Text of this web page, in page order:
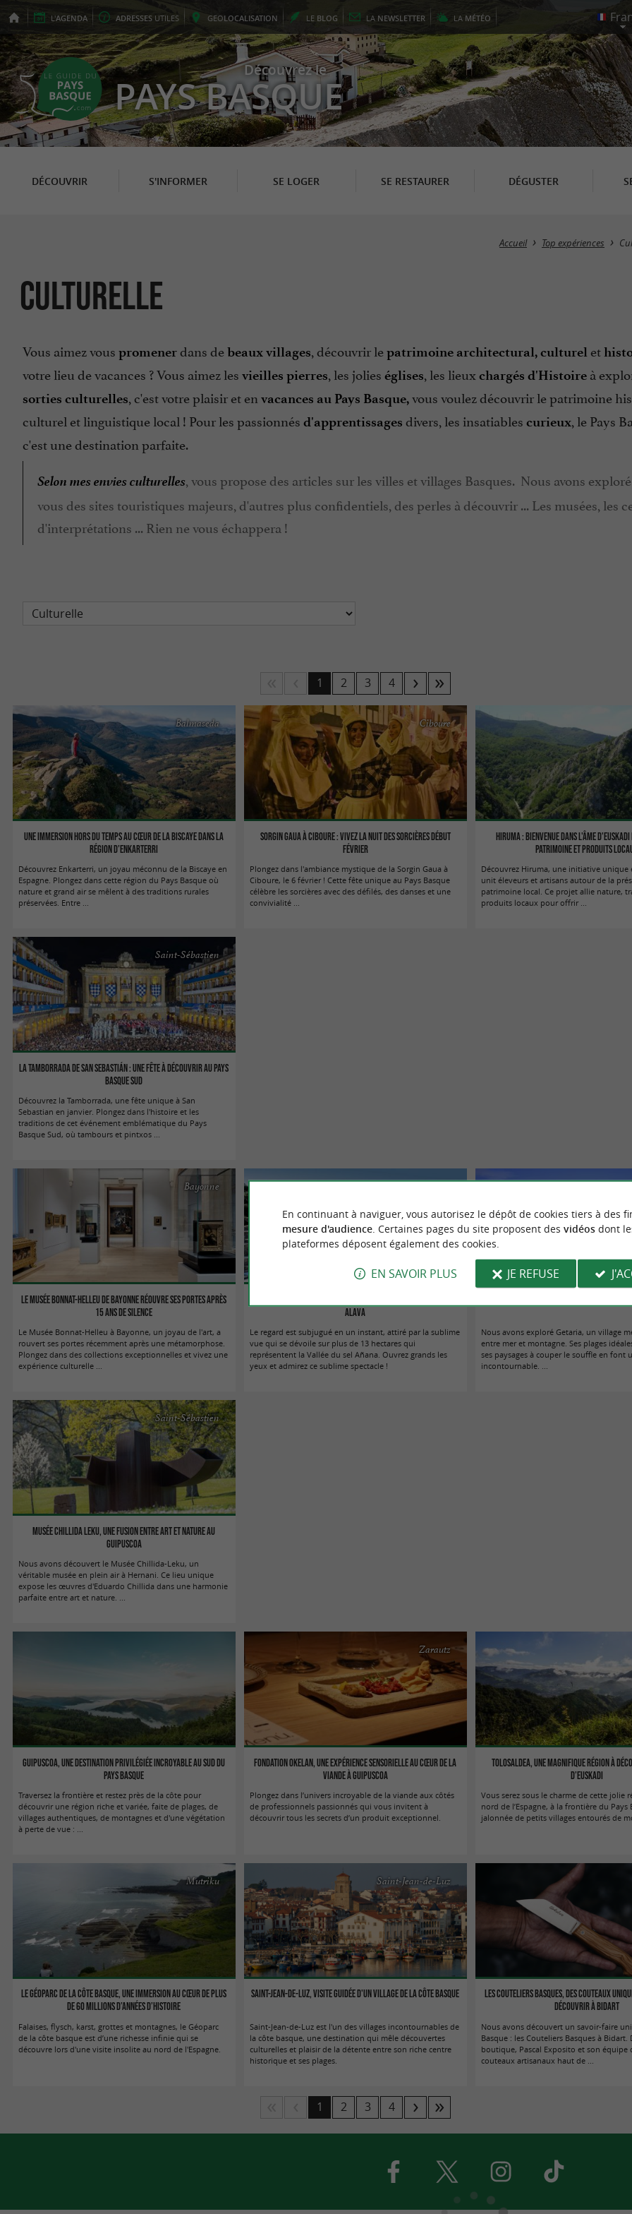
L'AGENDA ADRESSES UTILES GEOLOCALISATION LE BLOG LA NEWSLETTER LA MÉTÉO
Découvrez le
PAYS BASQUE
DÉCOUVRIR S'INFORMER SE LOGER SE RESTAURER DÉGUSTER
Accueil Top expériences
Culturelle
Vous aimez vous promenerdans debeaux villages, découvrir lepatrimoine architectural, culturel et
votre lieu de vacances ? Vous aimez les vieilles pierres, les jolies églises, les lieux chargés d'Histoire à
sorties culturelles, c'est votre plaisir et en vacances au Pays Basque,vous voulez découvrir le patrimoine
culturel et linguistique local ! Pour les passionnés d'apprentissages divers, les insatiables curieux, le Pays
c'est une destination parfaite.
Selon mes envies culturelles, vous propose des articles sur les villes et villages Basques. Nous avons
vous des sites touristiques majeurs, d'autres plus confidentiels, des perles à découvrir ... Les musées, les
d'interprétations ... Rien ne vous échappera !
1 2 3 4
Une immersion hors du temps au cœur de la Biscaye dans la
région d’Enkarterri
Balmaseda
Découvrez Enkarterri, un joyau méconnu de la Biscaye en
Espagne. Plongez dans cette région du Pays Basque où
nature et grand air se mêlent à des traditions rurales
préservées. Entre ...
Sorgin Gaua à Ciboure : vivez la Nuit des Sorcières début
février
Ciboure
Plongez dans l'ambiance mystique de la Sorgin Gaua à
Ciboure, le 6 février ! Cette fête unique au Pays Basque
célèbre les sorcières avec des défilés, des danses et une
convivialité ...
Hiruma : bienvenue dans l'âme
patrimoine et produits
Découvrez Hiruma, une initiative unique
unit éleveurs et artisans autour de la
patrimoine local. Ce projet allie nature,
produits locaux pour offrir ...
La Tamborrada de San Sebastián : une fête à découvrir au Pays
Basque Sud
Saint-Sébastien
Découvrez la Tamborrada, une fête unique à San
Sebastian en janvier. Plongez dans l'histoire et les
traditions de cet événement emblématique du Pays
Basque Sud, où tambours et pintxos ...
Le Musée Bonnat-Helleu de Bayonne réouvre ses portes après
15 Ans de silence
Bayonne
Le Musée Bonnat-Helleu à Bayonne, un joyau de l'art, a
rouvert ses portes récemment après une métamorphose.
Plongez dans des collections exceptionnelles et vivez une
expérience culturelle ...
Alava
Vitoria-Gasteiz
Le regard est subjugué en un instant, attiré par la sublime
vue qui se dévoile sur plus de 13 hectares qui
représentent la Vallée du sel Añana. Ouvrez grands les
yeux et admirez ce sublime spectacle !
Nous avons exploré Getaria, un village
entre mer et montagne. Ses plages
ses paysages à couper le souffle en font
incontournable. ...
Musée Chillida Leku, une fusion entre art et nature au
Guipuscoa
Saint-Sébastien
Nous avons découvert le Musée Chillida-Leku, un
véritable musée en plein air à Hernani. Ce lieu unique
expose les œuvres d'Eduardo Chillida dans une harmonie
parfaite entre art et nature. ...
Guipuscoa, une destination privilégiée incroyable au sud du
Pays Basque
Traversez la frontière et restez près de la côte pour
découvrir une région riche et variée, faite de plages, de
villages authentiques, de montagnes et d'une végétation
à perte de vue : ...
Fondation Okelan, une expérience sensorielle au cœur de la
viande à Guipuscoa
Zarautz
Plongez dans l’univers incroyable de la viande aux côtés
de professionnels passionnés qui vous invitent à
découvrir tous les secrets d’un produit exceptionnel.
Tolosaldea, une magnifique région à
d’Euskadi
Vous serez sous le charme de cette jolie
nord de l’Espagne, à la frontière du Pays
jalonnée de petits villages entourés de
Le Géoparc de la Côte Basque, une immersion au cœur de plus
de 60 millions d’années d’histoire
Mutriku
Falaises, flysch, karst, grottes et montagnes, le Géoparc
de la côte basque est d’une richesse infinie qui se
découvre lors d'une visite insolite au nord de l'Espagne.
Saint-Jean-de-Luz, visite guidée d'un village de la côte basque
Saint-Jean-de-Luz
Saint-Jean-de-Luz est l'un des villages incontournables de
la côte basque, une destination qui mêle découvertes
culturelles et plaisir de la détente entre son riche centre
historique et ses plages.
Les Couteliers Basques, des couteaux
découvrir à Bidart
Nous avons découvert un savoir-faire
Basque : les Couteliers Basques à Bidart.
boutique, Pascal Exposito et son équipe
couteaux artisanaux haut de ...
1 2 3 4
En continuant à naviguer, vous autorisez le dépôt de cookies tiers à des
mesure d'audience. Certaines pages du site proposent des vidéosdont
plateformes déposent également des cookies.
EN SAVOIR PLUS JE REFUSE